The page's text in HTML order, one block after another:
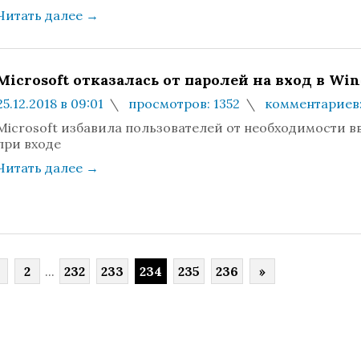
далее →
отказалась от паролей на вход в
в 09:01 просмотров: 1352
избавила пользователей от необходимости
входе
далее →
2 ... 232 233 234 235 236
»